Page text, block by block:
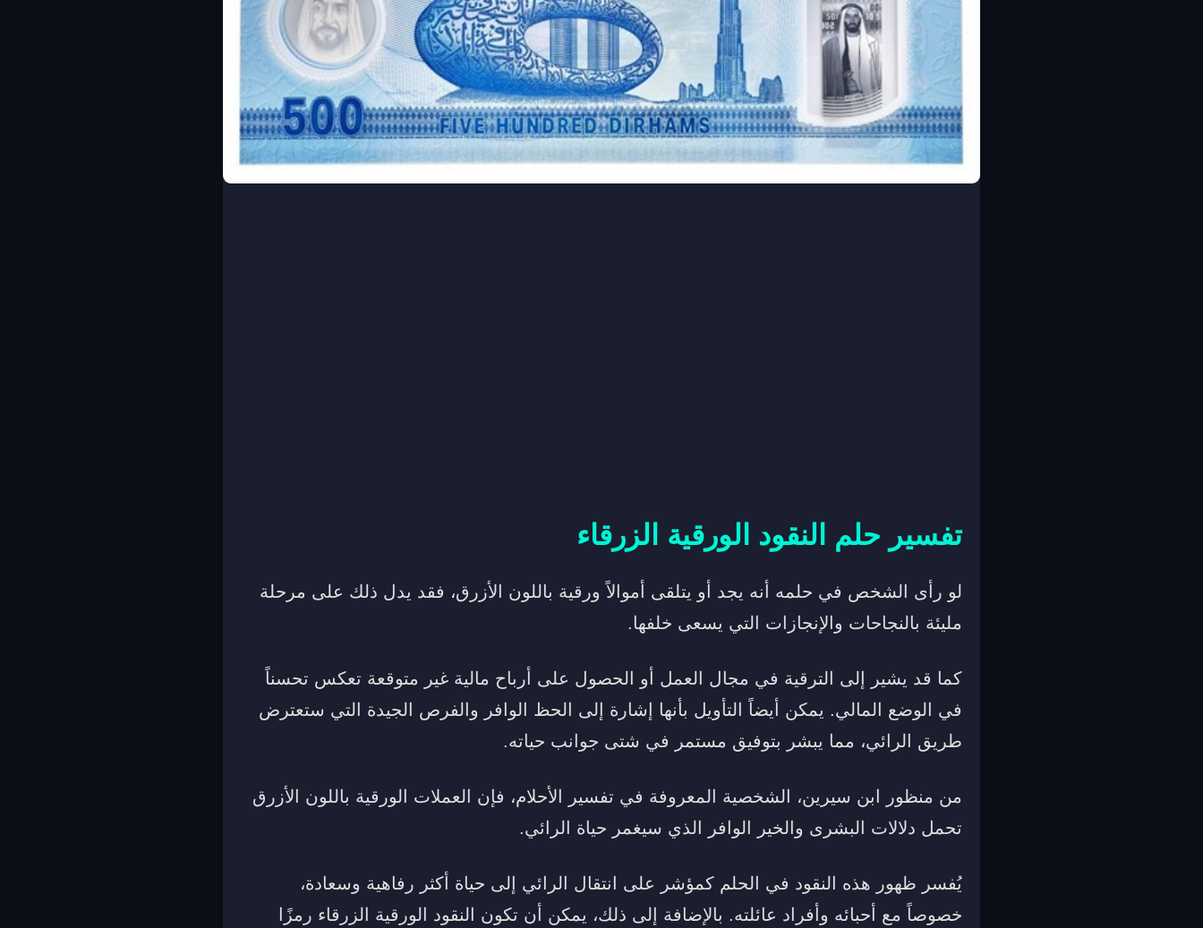
تفسير حلم النقود الورقية الزرقاء
لو رأى الشخص في حلمه أنه يجد أو يتلقى أموالاً ورقية باللون الأزرق، فقد يدل ذلك على مرحلة
مليئة بالنجاحات والإنجازات التي يسعى خلفها.
كما قد يشير إلى الترقية في مجال العمل أو الحصول على أرباح مالية غير متوقعة تعكس تحسناً
في الوضع المالي. يمكن أيضاً التأويل بأنها إشارة إلى الحظ الوافر والفرص الجيدة التي ستعترض
طريق الرائي، مما يبشر بتوفيق مستمر في شتى جوانب حياته.
من منظور ابن سيرين، الشخصية المعروفة في تفسير الأحلام، فإن العملات الورقية باللون الأزرق
تحمل دلالات البشرى والخير الوافر الذي سيغمر حياة الرائي.
يُفسر ظهور هذه النقود في الحلم كمؤشر على انتقال الرائي إلى حياة أكثر رفاهية وسعادة،
خصوصاً مع أحبائه وأفراد عائلته. بالإضافة إلى ذلك، يمكن أن تكون النقود الورقية الزرقاء رمزًا